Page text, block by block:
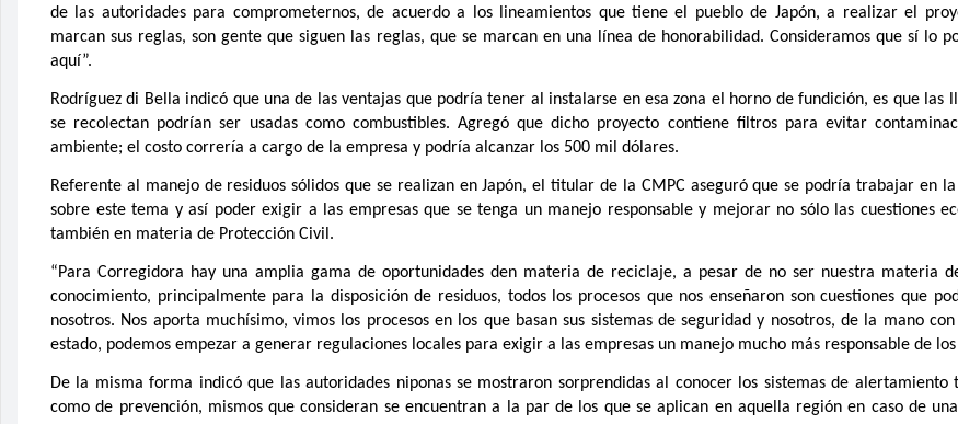
de las autoridades para comprometernos, de acuerdo a los lineamientos que tiene el pueblo de Japón, a realizar el
marcan sus reglas, son gente que siguen las reglas, que se marcan en una línea de honorabilidad. Consideramos que sí lo
aquí”.
Rodríguez di Bella indicó que una de las ventajas que podría tener al instalarse en esa zona el horno de fundición, es que las
se recolectan podrían ser usadas como combustibles. Agregó que dicho proyecto contiene filtros para evitar
ambiente; el costo correría a cargo de la empresa y podría alcanzar los 500 mil dólares.
Referente al manejo de residuos sólidos que se realizan en Japón, el titular de la CMPC aseguró que se podría trabajar en
sobre este tema y así poder exigir a las empresas que se tenga un manejo responsable y mejorar no sólo las cuestiones
también en materia de Protección Civil.
“Para Corregidora hay una amplia gama de oportunidades den materia de reciclaje, a pesar de no ser nuestra materia
conocimiento, principalmente para la disposición de residuos, todos los procesos que nos enseñaron son cuestiones que
nosotros. Nos aporta muchísimo, vimos los procesos en los que basan sus sistemas de seguridad y nosotros, de la mano
estado, podemos empezar a generar regulaciones locales para exigir a las empresas un manejo mucho más responsable de los
De la misma forma indicó que las autoridades niponas se mostraron sorprendidas al conocer los sistemas de alertamiento
como de prevención, mismos que consideran se encuentran a la par de los que se aplican en aquella región en caso de